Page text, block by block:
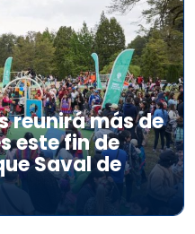
reunirá más de
este fin de
Saval de